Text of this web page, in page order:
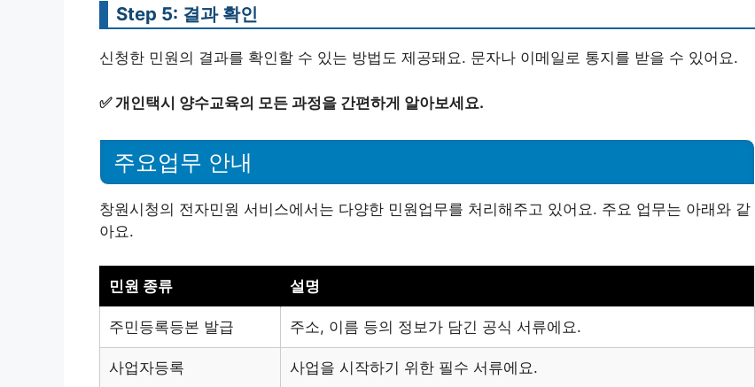
Step 5: 결과 확인
신청한 민원의 결과를 확인할 수 있는 방법도 제공돼요. 문자나 이메일로 통지를 받을 수 있어요.
✅개인택시 양수교육의 모든 과정을 간편하게 알아보세요.
주요업무 안내
창원시청의 전자민원 서비스에서는 다양한 민원업무를 처리해주고 있어요. 주요 업무는 아래와 같
아요.
민원 종류 설명
주민등록등본 발급 주소, 이름 등의 정보가 담긴 공식 서류에요.
사업자등록 사업을 시작하기 위한 필수 서류에요.